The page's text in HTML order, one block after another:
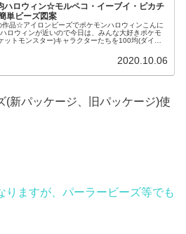
ハロウィン☆モルペコ・イーブイ・ピカチ
単ビーズ図案
作品☆アイロンビーズでポケモンハロウィンこんに
ハロウィンが近いので今日は、みんな大好きポケモ
ットモンスター)キャラクターたちを100均(ダイソ
2020.10.06
(新パッケージ、旧パッケージ)使
ますが、パーラービーズ等でも